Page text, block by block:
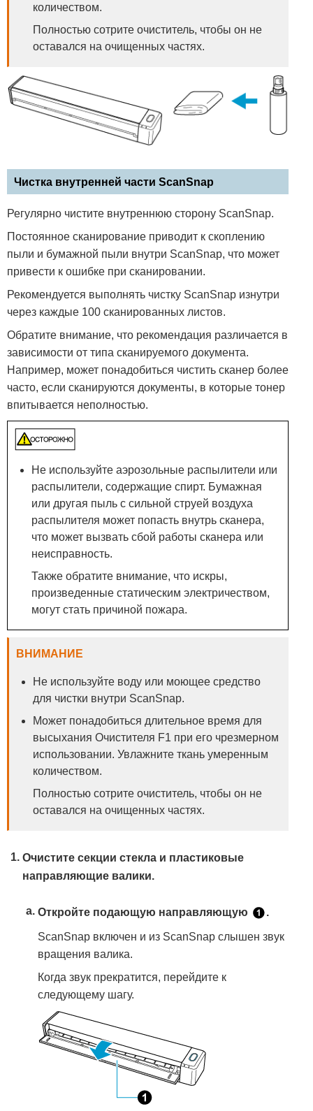
количеством.
Полностью сотрите очиститель, чтобы он не
оставался на очищенных частях.
Чистка внутренней части ScanSnap
Регулярно чистите внутреннюю сторону ScanSnap.
Постоянное сканирование приводит к скоплению
пыли и бумажной пыли внутри ScanSnap, что может
привести к ошибке при сканировании.
Рекомендуется выполнять чистку ScanSnap изнутри
через каждые 100 сканированных листов.
Обратите внимание, что рекомендация различается в
зависимости от типа сканируемого документа.
Например, может понадобиться чистить сканер более
часто, если сканируются документы, в которые тонер
впитывается неполностью.
Не используйте аэрозольные распылители или
распылители, содержащие спирт. Бумажная
или другая пыль с сильной струей воздуха
распылителя может попасть внутрь сканера,
что может вызвать сбой работы сканера или
неисправность.
Также обратите внимание, что искры,
произведенные статическим электричеством,
могут стать причиной пожара.
ВНИМАНИЕ
Не используйте воду или моющее средство
для чистки внутри ScanSnap.
Может понадобиться длительное время для
высыхания Очистителя F1 при его чрезмерном
использовании. Увлажните ткань умеренным
количеством.
Полностью сотрите очиститель, чтобы он не
оставался на очищенных частях.
Очистите секции стекла и пластиковые
направляющие валики.
Откройте подающую направляющую .
ScanSnap включен и из ScanSnap слышен звук
вращения валика.
Когда звук прекратится, перейдите к
следующему шагу.